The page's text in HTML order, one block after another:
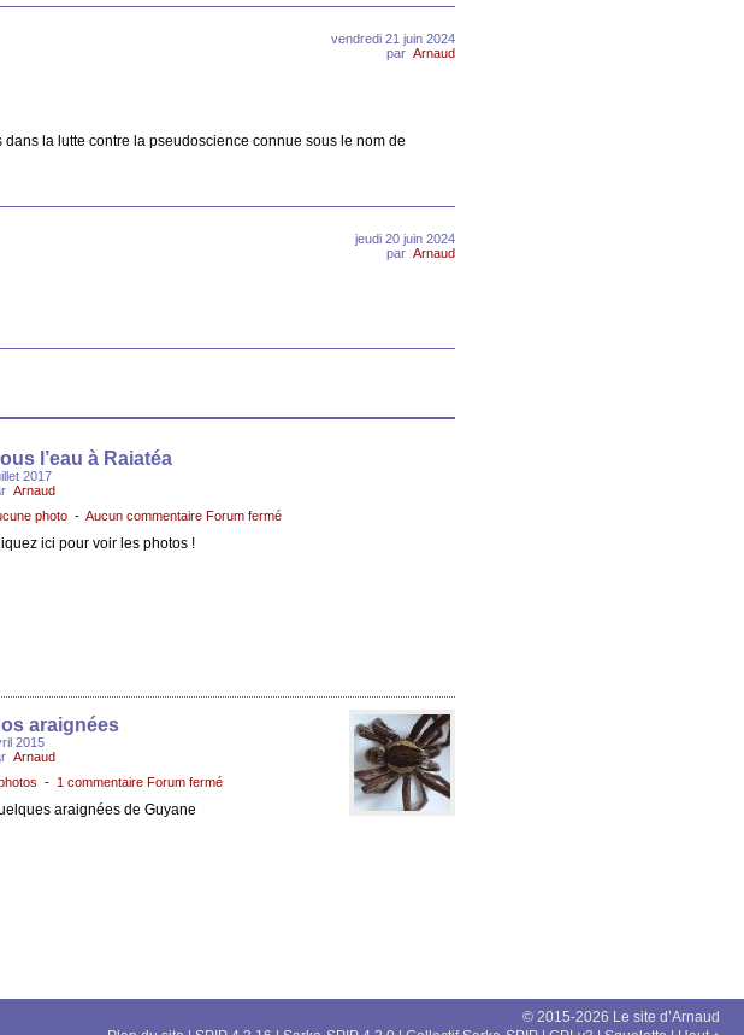
vendredi 21 juin 2024
par Arnaud
la lutte contre la pseudoscience connue sous le nom de
jeudi 20 juin 2024
par Arnaud
l’eau à Raiatéa
2017
Arnaud
photo -Aucun commentaire Forum fermé
ici pour voir les photos !
araignées
2015
Arnaud
- 1 commentaire Forum fermé
araignées de Guyane
© 2015-2026 Le site d’Arnaud